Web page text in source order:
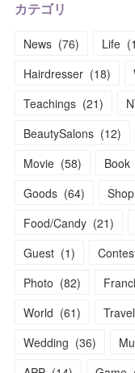
カテゴリ
News (76) Life (
Hairdresser (18)
Teachings (21)
BeautySalons (12)
Movie (58) Book
Goods (64) Shop
Food/Candy (21)
Guest (1)
Photo (82)
World (61) Travel
Wedding (36)